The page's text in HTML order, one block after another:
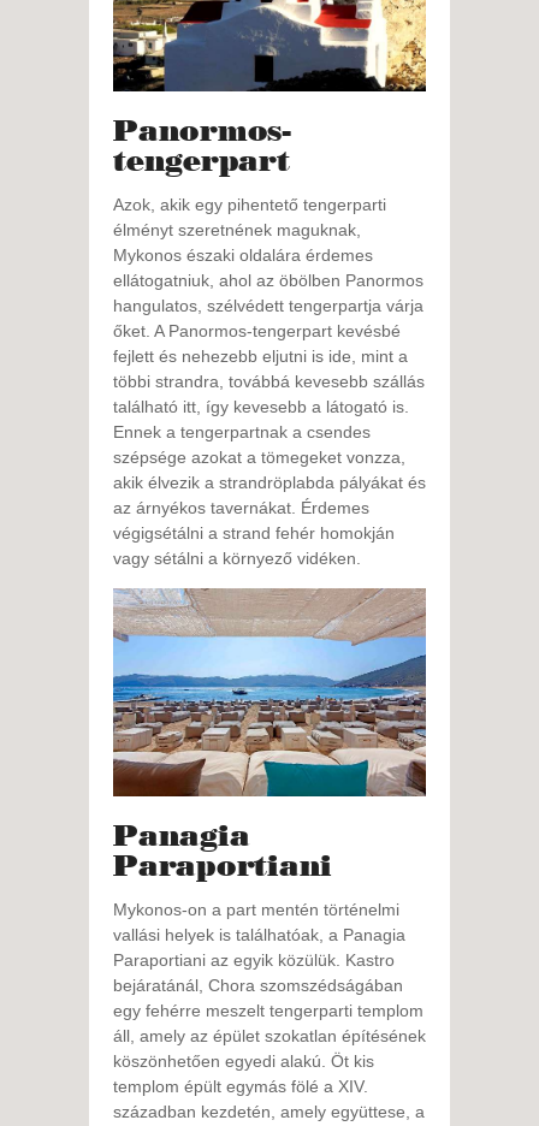
Panormos-
tengerpart
Azok, akik egy pihentető tengerparti
élményt szeretnének maguknak,
Mykonos északi oldalára érdemes
ellátogatniuk, ahol az öbölben Panormos
hangulatos, szélvédett tengerpartja várja
őket. A Panormos-tengerpart kevésbé
fejlett és nehezebb eljutni is ide, mint a
többi strandra, továbbá kevesebb szállás
található itt, így kevesebb a látogató is.
Ennek a tengerpartnak a csendes
szépsége azokat a tömegeket vonzza,
akik élvezik a strandröplabda pályákat és
az árnyékos tavernákat. Érdemes
végigsétálni a strand fehér homokján
vagy sétálni a környező vidéken.
Panagia
Paraportiani
Mykonos-on a part mentén történelmi
vallási helyek is találhatóak, a Panagia
Paraportiani az egyik közülük. Kastro
bejáratánál, Chora szomszédságában
egy fehérre meszelt tengerparti templom
áll, amely az épület szokatlan építésének
köszönhetően egyedi alakú. Öt kis
templom épült egymás fölé a XIV.
században kezdetén, amely együttese, a